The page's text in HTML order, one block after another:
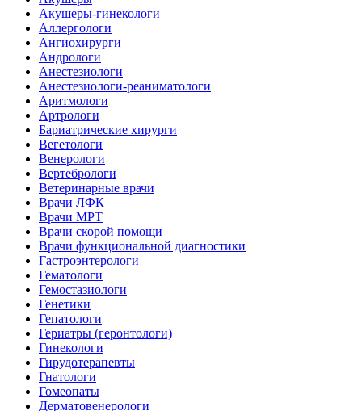
Акушеры-гинекологи
Аллергологи
Ангиохирурги
Андрологи
Анестезиологи
Анестезиологи-реаниматологи
Аритмологи
Артрологи
Бариатрические хирурги
Вегетологи
Венерологи
Вертебрологи
Ветеринарные врачи
Врачи ЛФК
Врачи МРТ
Врачи скорой помощи
Врачи функциональной диагностики
Гастроэнтерологи
Гематологи
Гемостазиологи
Генетики
Гепатологи
Гериатры (геронтологи)
Гинекологи
Гирудотерапевты
Гнатологи
Гомеопаты
Дерматовенерологи